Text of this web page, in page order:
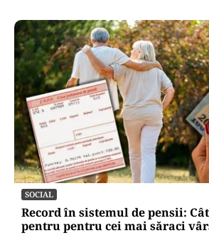
SOCIAL
Record în sistemul de pensii:
pentru pentru cei mai săraci